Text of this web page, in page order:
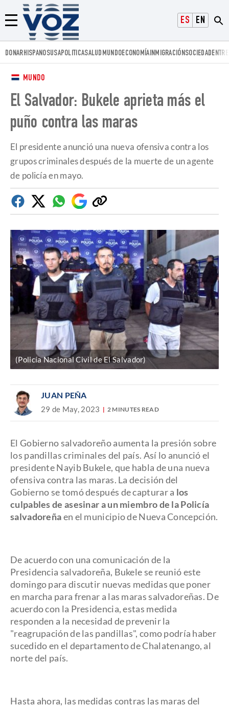
ESPAÑOLENGLISH
Menú
Voz.us
DONARHISPANOSUSAPOLITICASALUD MUNDOECONOMÍAINMIGRACIÓNSOCIEDAD
MUNDO
El Salvador: Bukele aprieta más el
puño contra las maras
El presidente anunció una nueva ofensiva contra los
grupos criminales después de la muerte de un agente
de policía en mayo.
FacebookTwitterWhatsapp
Google
Discover
Copiar
enlace
(Policía Nacional Civil de El Salvador)
JUAN PEÑA
29 de May, 2023 2 MINUTES READ
El Gobierno salvadoreño aumenta la presión sobre
los pandillas criminales del país. Así lo anunció el
presidente Nayib Bukele, que habla de una nueva
ofensiva contra las maras. La decisión del
Gobierno se tomó después de capturar a los
culpables de asesinar a un miembro de la Policía
salvadoreñaen el municipio de Nueva Concepción.
De acuerdo con una comunicación de la
Presidencia salvadoreña, Bukele se reunió este
domingopara discutir nuevas medidas que poner
en marcha para frenar a las maras salvadoreñas. De
acuerdo con la Presidencia, estas medida
responden a la necesidad de prevenir la
"reagrupación de las pandillas", como podría haber
sucedido en el departamento de Chalatenango, al
norte del país.
Hasta ahora, las medidas contras las maras del